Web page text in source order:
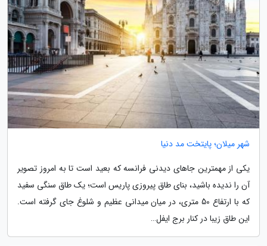
شهر میلان؛ پایتخت مد دنیا
یکی از مهمترین جاهای دیدنی فرانسه که بعید است تا به امروز تصویر
آن را ندیده باشید، بنای طاق پیروزی پاریس است؛ یک طاق سنگی سفید
که با ارتفاع 50 متری، در میان میدانی عظیم و شلوغ جای گرفته است.
این طاق زیبا در کنار برج ایفل…